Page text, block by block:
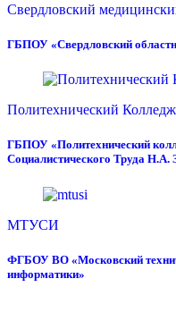
Свердловский
ГБПОУ «Свердловский
Политехнический
ГБПОУ «Политехнический
Социалистического Труда Н.А.
МТУСИ
ФГБОУ ВО «Московский
информатики»